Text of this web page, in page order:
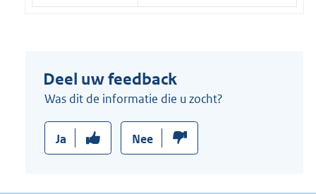
Deel uw feedback
Was dit de informatie die u zocht?
Ja Nee